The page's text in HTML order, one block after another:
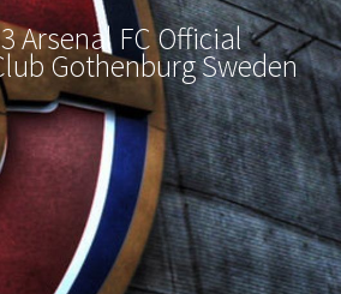
Arsenal FC Official
Gothenburg Sweden